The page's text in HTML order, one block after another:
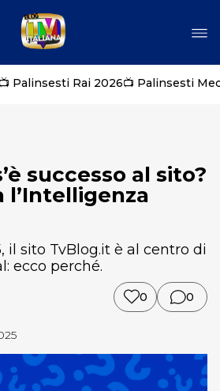
📺 Palinsesti Rai 2026📺 Palinsesti
successo al sito?
l’Intelligenza
il sito TvBlog.it è al centro di
ecco perché.
0 0